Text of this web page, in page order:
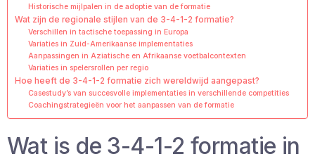
Historische mijlpalen in de adoptie van de formatie
Wat zijn de regionale stijlen van de 3-4-1-2 formatie?
Verschillen in tactische toepassing in Europa
Variaties in Zuid-Amerikaanse implementaties
Aanpassingen in Aziatische en Afrikaanse voetbalcontexten
Variaties in spelersrollen per regio
Hoe heeft de 3-4-1-2 formatie zich wereldwijd aangepast?
Casestudy’s van succesvolle implementaties in verschillende competities
Coachingstrategieën voor het aanpassen van de formatie
Wat is de 3-4-1-2 formatie in